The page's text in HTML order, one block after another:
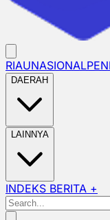
RIAUNASIONAL
DAERAH
LAINNYA
INDEKS BERITA +